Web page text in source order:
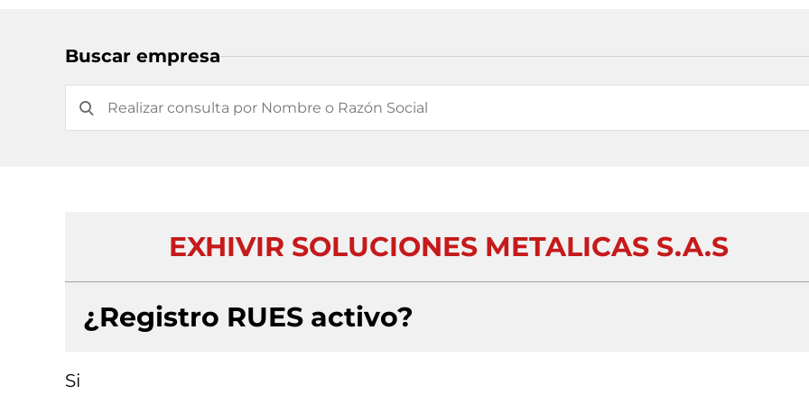
Buscar empresa
EXHIVIR SOLUCIONES METALICAS S.A.S
¿Registro RUES activo?
Si